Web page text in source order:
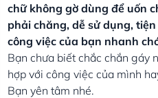
chữ không gờ dùng để uốn
phải chăng, dễ sử dụng,
công việc của bạn nhanh
Bạn chưa biết chắc chắn gáy
hợp với công việc của mình
Bạn yên tâm nhé.